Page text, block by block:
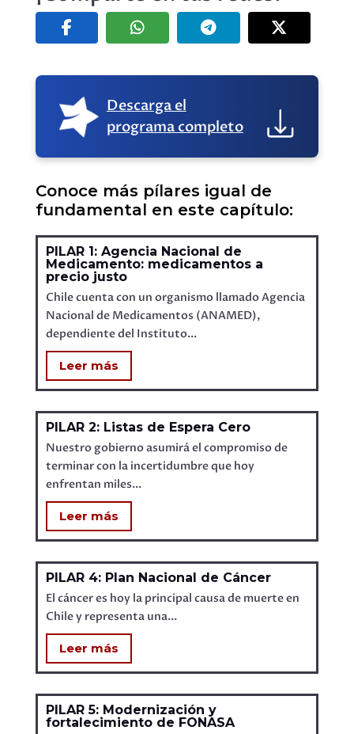
Descarga el
programa completo
Conoce más pílares igual de
fundamental en este capítulo:
PILAR 1: Agencia Nacional de
Medicamento: medicamentos a
precio justo
Chile cuenta con un organismo llamado Agencia
Nacional de Medicamentos (ANAMED),
dependiente del Instituto...
Leer más
PILAR 2: Listas de Espera Cero
Nuestro gobierno asumirá el compromiso de
terminar con la incertidumbre que hoy
enfrentan miles...
Leer más
PILAR 4: Plan Nacional de Cáncer
El cáncer es hoy la principal causa de muerte en
Chile y representa una...
Leer más
PILAR 5: Modernización y
fortalecimiento de FONASA